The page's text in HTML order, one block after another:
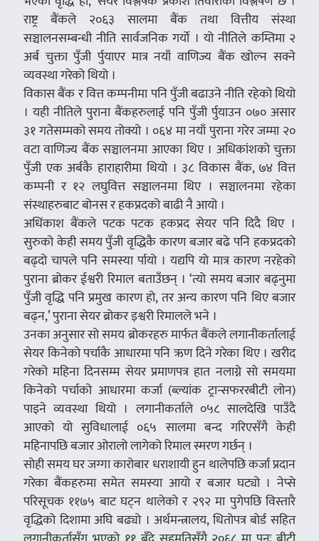
राष्ट्र बैंकले २०६३ सालमा बैंक तथा वित्तीय संस्था
सञ्चालनसम्बन्धी नीति सार्वजनिक गर्यो । यो नीतिले कम्तिमा २
अर्ब चुक्ता पुँजी र्पुयाएर मात्र नयाँ वाणिज्य बैंक खोल्न सक्ने
व्यवस्था गरेको थियो ।
विकास बैंक र वित्त कम्पनीमा पनि पुँजी बढाउने नीति रहेको थियो
। यही नीतिले पुराना बैंकहरुलाई पनि पुँजी र्पुयाउन ०७० असार
३१ गतेसम्मको समय तोक्यो । ०६४ मा नयाँ पुराना गरेर जम्मा २०
वटा वाणिज्य बैंक सञ्चालनमा आएका थिए । अधिकांशको चुक्ता
पुँजी एक अर्बकै हाराहारीमा थियो । ३८ विकास बैंक, ७४ वित्त
कम्पनी र १२ लघुवित्त सञ्चालनमा थिए । सञ्चालनमा रहेका
संस्थाहरुबाट बोनस र हकप्रदको बाढी नै आयो ।
अधिंकाश बैंकले पटक पटक हकप्रद सेयर पनि दिदै थिए ।
सुरुको केही समय पुँजी वृद्धिकै कारण बजार बढे पनि हकप्रदको
बढ्दो चापले पनि समस्या र्पायो । यद्यपि यो मात्र कारण नरहेको
पुराना ब्रोकर ईश्वरी रिमाल बताउँछन् । ‘त्यो समय बजार बढ्नुमा
पुँजी वृद्धि पनि प्रमुख कारण हो, तर अन्य कारण पनि थिए बजार
बढ्न,’ पुराना सेयर ब्रोकर इश्वरी रिमालले भने ।
उनका अनुसार सो समय ब्रोकरहरु मार्फत बैंकले लगानीकर्तालाई
सेयर किनेको पर्चाकै आधारमा पनि ऋण दिने गरेका थिए । खरीद
गरेको महिना दिनसम्म सेयर प्रमाणपत्र हात नलाग्ने सो समयमा
किनेको पर्चाको आधारमा कर्जा (ब्ल्यांक ट्रान्सफररबीटी लोन)
पाइने व्यवस्था थियो । लगानीकर्ताले ०५८ सालदेखि पाउँदै
आएको यो सुविधालाई ०६५ सालमा बन्द गरिएसँगै केही
महिनापछि बजार ओरालो लागेको रिमाल स्मरण गर्छन् ।
सोही समय घर जग्गा कारोबार धराशायी हुन थालेपछि कर्जा प्रदान
गरेका बैंकहरुमा समेत समस्या आयो र बजार घट्यो । नेप्से
परिसूचक ११७५ बाट घट्न थालेको र २९२ मा पुगेपछि विस्तारै
वृद्धिको दिशामा अघि बढ्यो । अर्थमन्त्रालय, धितोपत्र बोर्ड सहित